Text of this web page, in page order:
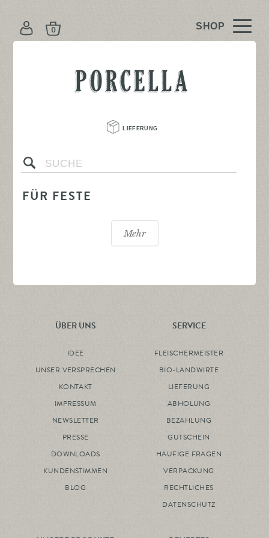
PORCELLA
LIEFERUNG
s
FÜR FESTE
Mehr
ÜBER UNS
IDEE
UNSER VERSPRECHEN
KONTAKT
IMPRESSUM
NEWSLETTER
PRESSE
DOWNLOADS
KUNDENSTIMMEN
BLOG
SERVICE
FLEISCHERMEISTER
BIO-LANDWIRTE
LIEFERUNG
ABHOLUNG
BEZAHLUNG
GUTSCHEIN
HÄUFIGE FRAGEN
VERPACKUNG
RECHTLICHES
DATENSCHUTZ